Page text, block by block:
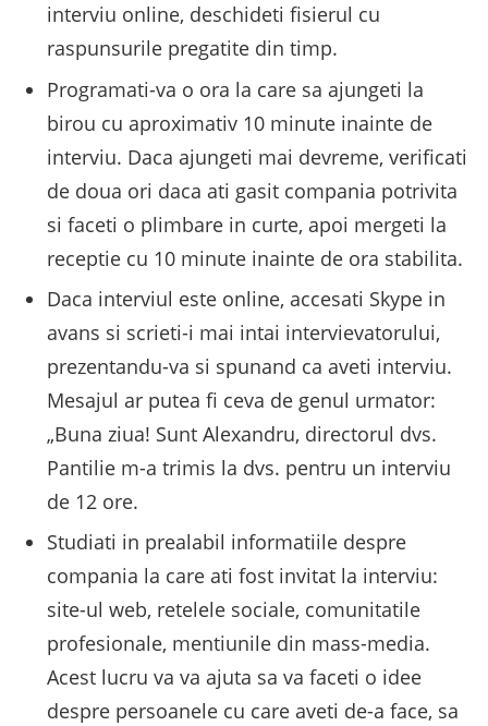
interviu online, deschideti fisierul cu
raspunsurile pregatite din timp.
Programati-va o ora la care sa ajungeti la
birou cu aproximativ 10 minute inainte de
interviu. Daca ajungeti mai devreme, verificati
de doua ori daca ati gasit compania potrivita
si faceti o plimbare in curte, apoi mergeti la
receptie cu 10 minute inainte de ora stabilita.
Daca interviul este online, accesati Skype in
avans si scrieti-i mai intai intervievatorului,
prezentandu-va si spunand ca aveti interviu.
Mesajul ar putea fi ceva de genul urmator:
„Buna ziua! Sunt Alexandru, directorul dvs.
Pantilie m-a trimis la dvs. pentru un interviu
de 12 ore.
Studiati in prealabil informatiile despre
compania la care ati fost invitat la interviu:
site-ul web, retelele sociale, comunitatile
profesionale, mentiunile din mass-media.
Acest lucru va va ajuta sa va faceti o idee
despre persoanele cu care aveti de-a face, sa